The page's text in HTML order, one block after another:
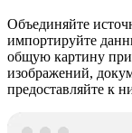
Объединяйте
импортируйте
общую картину
изображений,
предоставляйте к